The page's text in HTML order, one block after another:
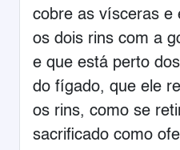
cobre as vísceras e
os dois rins com a
e que está perto
do fígado, que ele
os rins, como se
sacrificado como